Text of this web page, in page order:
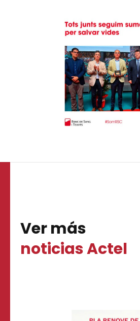
Ver más
noticias Actel